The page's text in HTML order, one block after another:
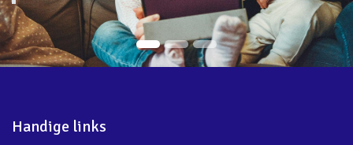
Handig dat jullie de combo asbest,
EPC en Elektriciteit aanbieden!
Bedankt voor de snelle service en